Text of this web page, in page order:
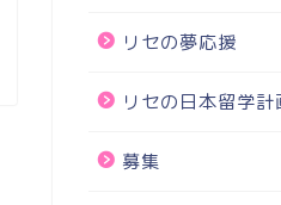
リセの夢応援
リセの日本留学計
募集